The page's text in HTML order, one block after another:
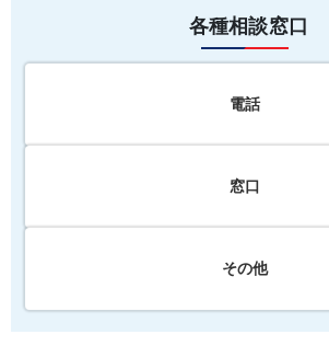
各種相談窓口
電話
窓口
その他